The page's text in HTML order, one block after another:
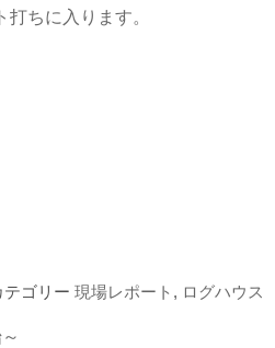
ちに入ります。
テゴリー 現場レポート , ログハウス